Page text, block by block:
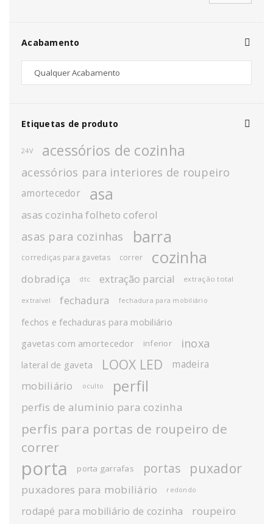
Acabamento
Etiquetas de produto
24V acessórios de cozinha
acessórios para interiores de roupeiro
amortecedor asa
asas cozinha folheto coferol
asas para cozinhas barra
corrediças para gavetas correr cozinha
dobradiça dtc extração parcial extração total
extraível fechadura fechadura para mobiliário
fechos e fechaduras para mobiliário
gavetas com amortecedor
inferior inoxa
lateral de gaveta LOOX LED madeira
mobiliário oculto perfil
perfis de aluminio para cozinha
perfis para portas de roupeiro de
correr
porta porta garrafas portas puxador
puxadores para mobiliário redondo
rodapé para mobiliário de cozinha roupeiro